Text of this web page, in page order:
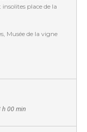
place de la
Musée de la vigne
h 00 min